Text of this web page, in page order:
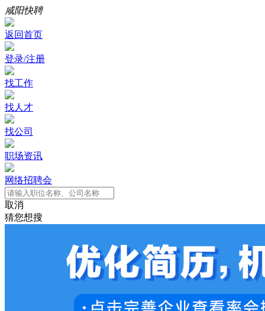
咸阳快聘
返回首页
登录/注册
找工作
找人才
找公司
职场资讯
网络招聘会
取消
猜您想搜